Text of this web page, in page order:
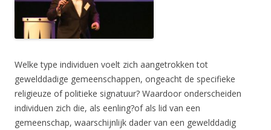
Welke type individuen voelt zich aangetrokken tot
gewelddadige gemeenschappen, ongeacht de specifieke
religieuze of politieke signatuur? Waardoor onderscheiden
individuen zich die, als eenling?of als lid van een
gemeenschap, waarschijnlijk dader van een gewelddadig